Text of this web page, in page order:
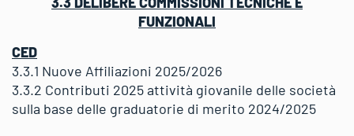
FUNZIONALI
CED
3.3.1 Nuove Affiliazioni 2025/2026
3.3.2 Contributi 2025 attività giovanile delle società
sulla base delle graduatorie di merito 2024/2025